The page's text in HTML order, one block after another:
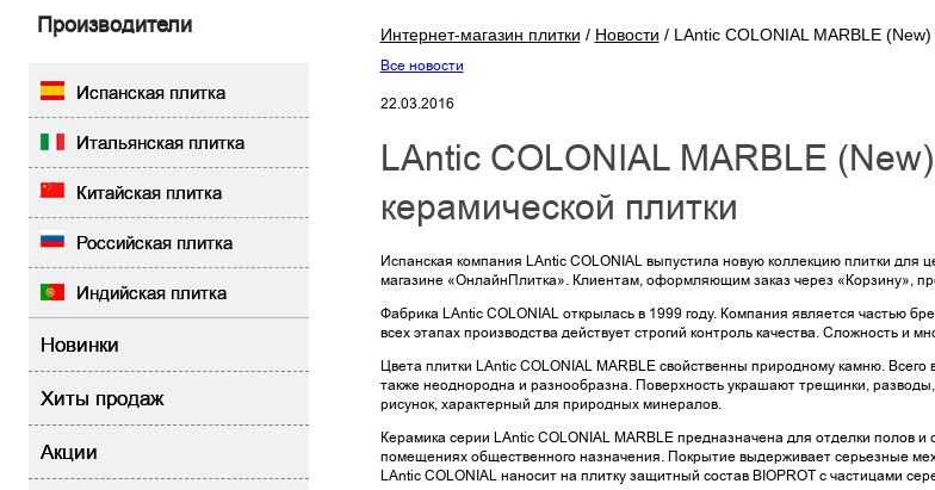
Производители
Испанская плитка
Итальянская плитка
Китайская плитка
Российская плитка
Индийская плитка
Новинки
Хиты продаж
Акции
Интернет-магазин плитки / Новости / LAntic COLONIAL MARBLE
Все новости
22.03.2016
LAntic COLONIAL MARBLE (New) — обновленная коллекция
керамической плитки
Испанская компания LAntic COLONIAL выпустила новую коллекцию плитки для
магазине «ОнлайнПлитка». Клиентам, оформляющим заказ через «Корзину»,
Фабрика LAntic COLONIAL открылась в 1999 году. Компания является частью
всех этапах производства действует строгий контроль качества. Сложность и
Цвета плитки LAntic COLONIAL MARBLE свойственны природному камню. Всего
также неоднородна и разнообразна. Поверхность украшают трещинки,
рисунок, характерный для природных минералов.
Керамика серии LAntic COLONIAL MARBLE предназначена для отделки полов
помещениях общественного назначения. Покрытие выдерживает серьезные
LAntic COLONIAL наносит на плитку защитный состав BIOPROT с частицами